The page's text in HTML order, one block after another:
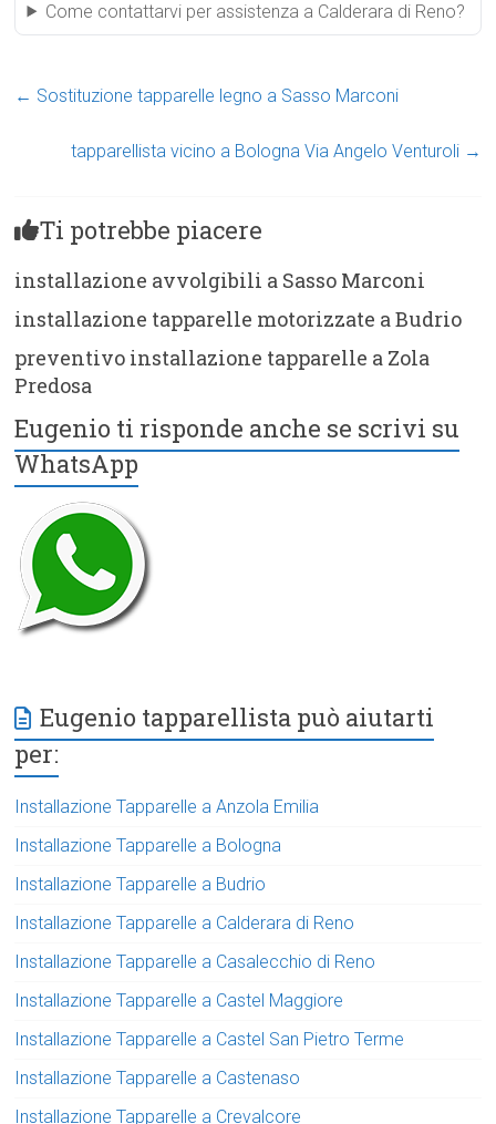
Come contattarvi per assistenza a Calderara di Reno?
← Sostituzione tapparelle legno a Sasso Marconi
tapparellista vicino a Bologna Via Angelo Venturoli →
Ti potrebbe piacere
installazione avvolgibili a Sasso Marconi
installazione tapparelle motorizzate a Budrio
preventivo installazione tapparelle a Zola
Predosa
Eugenio ti risponde anche se scrivi su
WhatsApp
Eugenio tapparellista può aiutarti
per:
Installazione Tapparelle a Anzola Emilia
Installazione Tapparelle a Bologna
Installazione Tapparelle a Budrio
Installazione Tapparelle a Calderara di Reno
Installazione Tapparelle a Casalecchio di Reno
Installazione Tapparelle a Castel Maggiore
Installazione Tapparelle a Castel San Pietro Terme
Installazione Tapparelle a Castenaso
Installazione Tapparelle a Crevalcore